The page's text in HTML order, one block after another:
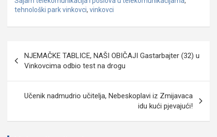
tehnološki park vinkovci, vinkovci
Navigacija
objava
NJEMAČKE TABLICE, NAŠI OBIČAJI Gastarbajter (32) u
Vinkovcima odbio test na drogu
Učenik nadmudrio učitelja, Nebeskoplavi iz Zmijavaca
idu kući pjevajući!